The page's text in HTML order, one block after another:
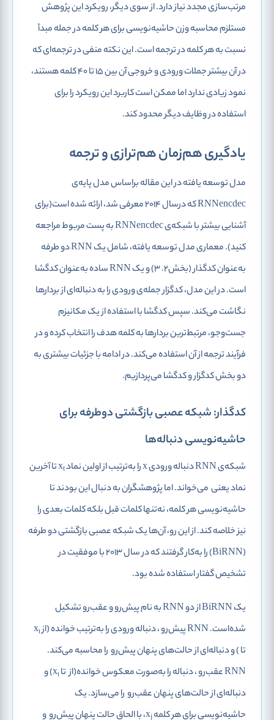
مرتب‌سازی مجدد نیاز دارد. از سوی دیگر، رویکرد این پژوهش
مستلزم محاسبه وزن حاشیه‌نویسی برای هر کلمه در جمله مبدأ
نسبت به هر کلمه در ترجمه است. این نکته منفی در ترجمه‌ای که
در آن بیشتر جملات ورودی و خروجی آن بین 15 تا 40 کلمه هستند،
نمود زیادی ندارد اما ممکن است کاربرد این رویکرد را برای
استفاده در وظایف دیگر محدود کند.
یادگیری هم‌زمان هم‌ترازی و ترجمه
مدل توسعه یافته در این مقاله براساس مدل پایه‌ی
RNNencdec که درسال 2014 معرفی شد، ارائه شده است(برای
آشنایی بیشتر با شبکه‌ی RNNencdec به پست مربوط مراجعه
کنید). معماری مدل توسعه یافته، شامل یک RNN دو طرفه
به‌عنوان کدگذار (بخش2. 3) و یک RNN ساده به‌عنوان کدگشا
است. در این مدل، کدگزار جمله‌ی ورودی را به دنباله‌ای از بردارها
نگاشت می‌کند. سپس کدگشا با استفاده از یک مکانیزم
جست‌وجو، مرتبط‌ترین بردارها به کلمه هدف را انتخاب کرده و در
فرآیند ترجمه از آن استفاده می‌کند. در ادامه با جزئیات بیشتری به
دو بخش کدگزار و کدگشا می‌پردازیم.
کدگذار: شبکه عصبی بازگشتی دوطرفه برای
حاشیه‌نویسی دنباله‌ها
شبکه‌ی RNN دنباله ورودی x را به‌ترتیب از اولین نماد x t
تا آخرین
نماد یعنی می‌خواند. اما پژوهشگران به دنبال این بودند تا
حاشیه‌نویسی هر کلمه، نه‌تنها کلمات قبل بلکه کلمات بعدی را
نیز خلاصه کند. از این رو، آن‌ها یک شبکه عصبی بازگشتی دو طرفه
(BiRNN) را به‌کار گرفتند که در سال 2013 با موفقیت در
تشخیص گفتار استفاده شده‌ بود.
یک BiRNN از دو RNN به نام پیش‌رو و عقب‌رو تشکیل
شده‌است. RNN پیش‌رو
، دنباله ورودی را به‌ترتیب خوانده (از x1
تا) و دنباله‌ای از حالت‌های پنهان پیش‌رو را محاسبه می‌کند.
RNN عقب‌رو ، دنباله را به‌صورت معکوس خوانده(از
تا x 1 ) و
دنباله‌ای از حالت‌های پنهان عقب‌رو را می‌سازد. یک
حاشیه‌نویسی برای هر کلمه xj ، با الحاق حالت پنهان پیش‌روو